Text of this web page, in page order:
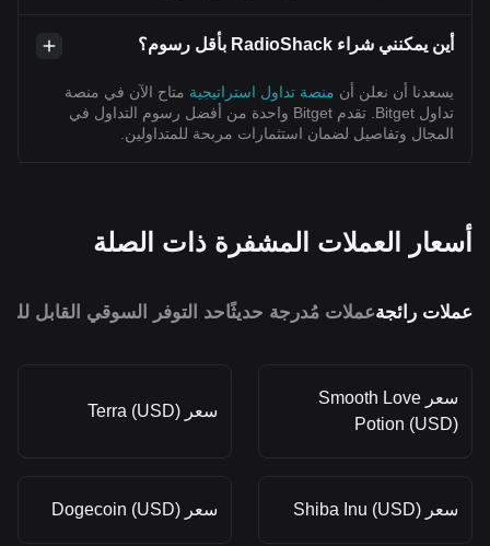
أين يمكنني شراء RadioShack بأقل رسوم؟
يسعدنا أن نعلن أن منصة تداول استراتيجية متاح الآن في منصة
تداول Bitget. تقدم Bitget واحدة من أفضل رسوم التداول في
المجال وتفاصيل لضمان استثمارات مربحة للمتداولين.
أسعار العملات المشفرة ذات الصلة
عملات رائجةعملات مُدرجة حديثًاحد التوفر السوقي القابل
سعر Smooth Love
Potion (USD)
سعر Terra (USD)
سعر Shiba Inu (USD) سعر Dogecoin (USD)